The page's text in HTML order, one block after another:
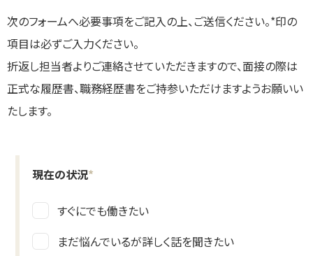
次のフォームへ必要事項をご記入の上、ご送信ください。*印の
項目は必ずご入力ください。
折返し担当者よりご連絡させていただきますので、面接の際は
正式な履歴書、職務経歴書をご持参いただけますようお願いい
たします。
現在の状況*
すぐにでも働きたい
まだ悩んでいるが詳しく話を聞きたい